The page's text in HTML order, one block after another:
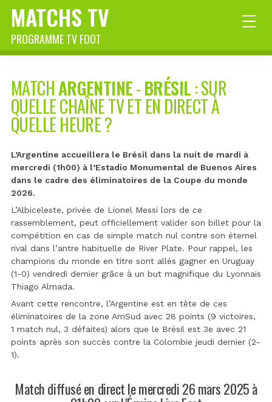
MATCHS TV
PROGRAMME TV FOOT
MATCHARGENTINE-BRÉSIL: SUR
QUELLE CHAÎNE TV ET EN DIRECT À
QUELLE HEURE ?
L’Argentine accueillera le Brésil dans la nuit de mardi à
mercredi (1h00) à l’Estadio Monumental de Buenos Aires
dans le cadre des éliminatoires de la Coupe du monde
2026.
L’Albiceleste, privée de Lionel Messi lors de ce
rassemblement, peut officiellement valider son billet pour la
compétition en cas de simple match nul contre son éternel
rival dans l’antre habituelle de River Plate. Pour rappel, les
champions du monde en titre sont allés gagner en Uruguay
(1-0) vendredi dernier grâce à un but magnifique du Lyonnais
Thiago Almada.
Avant cette rencontre, l’Argentine est en tête de ces
éliminatoires de la zone AmSud avec 28 points (9 victoires,
1 match nul, 3 défaites) alors que le Brésil est 3e avec 21
points après son succès contre la Colombie jeudi dernier (2-
1).
Match diffusé en direct le mercredi 26 mars 2025 à